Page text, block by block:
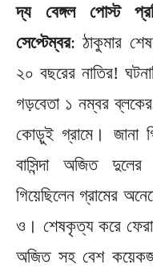
দ্য বেঙ্গল পোস্ট
সেপ্টেম্বর: ঠাকুমার
২০ বছরের নাতির!
গড়বেতা ১ নম্বর
কোড়ুই গ্রামে। জানা
বাসিন্দা অজিত
গিয়েছিলেন গ্রামের
ও। শেষকৃত্য করে
অজিত সহ বেশ